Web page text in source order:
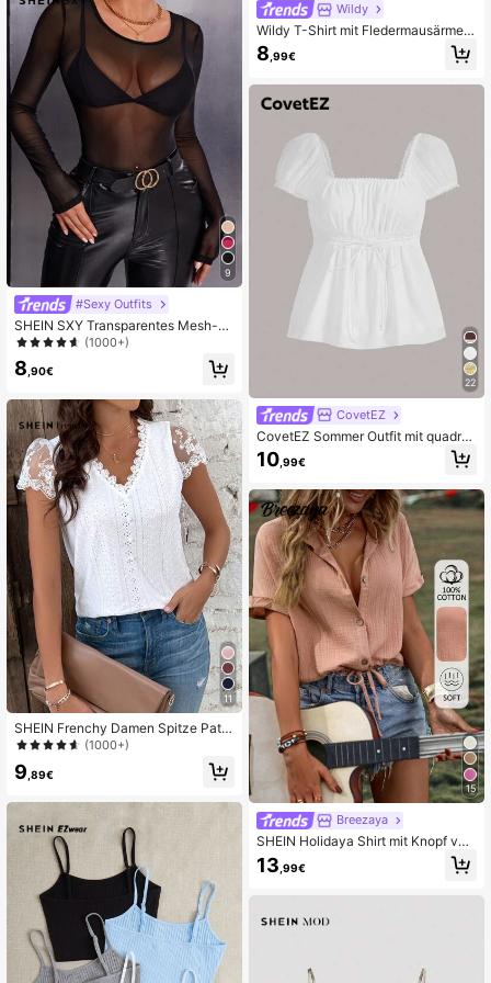
9
#Sexy Outfits
SHEIN SXY Transparentes Mesh-To
p ohne BH (1000+)
8,90€
11
SHEIN Frenchy Damen Spitze Patc
hwork Kurzarm Strukturstoff Somm
(1000+)
9 ,89€
Wildy
Wildy T-Shirt mit Fledermausärmeln
und Rundhalsausschnitt, Lässig
8 ,99€
22
CovetEZ
CovetEZ Sommer Outfit mit quadrat
ischem Ausschnitt, Puffärmeln und
Schleife vorne
10 ,99€
15
Breezaya
SHEIN Holidaya Shirt mit Knopf vor
ne, Schnürzug am Saum, Flederma
usärmeln,
13 ,99€